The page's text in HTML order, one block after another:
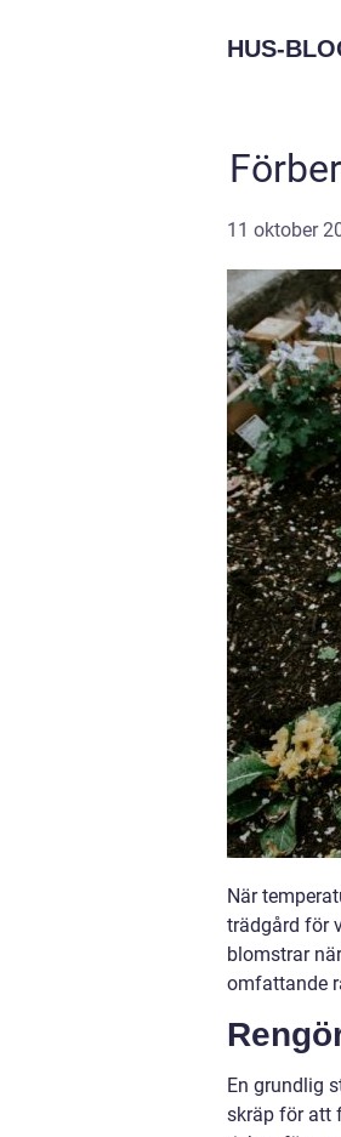
HUS-
11 oktober
När
trädgård för
blomstrar
omfattande
En grundlig
skräp för att